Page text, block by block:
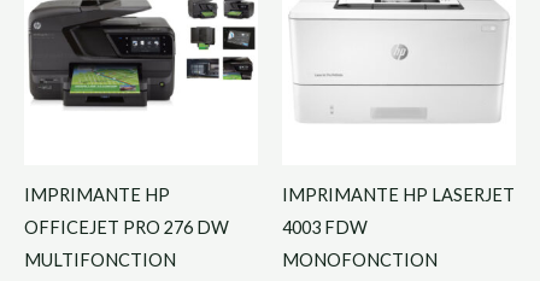
IMPRIMANTE HP
OFFICEJET PRO 276 DW
MULTIFONCTION
IMPRIMANTE HP LASERJET
4003 FDW
MONOFONCTION